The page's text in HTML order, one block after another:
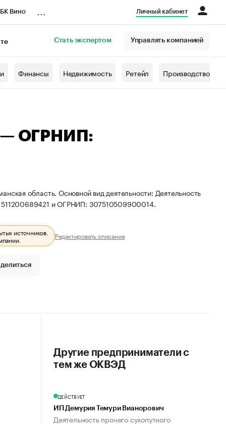
Вино Личный кабинет
Стать экспертом Управлять компанией
Финансы Недвижимость Ретейл Производство
— ОГРНИП:
область. Основной вид деятельности: Деятельность
511200689421 и ОГРНИП: 307510509900014.
источников.
Редактировать описание
Другие предприниматели с
тем же ОКВЭД
ДЕЙСТВУЕТ
ИП Демурия Темури Вианорович
Деятельность прочего сухопутного